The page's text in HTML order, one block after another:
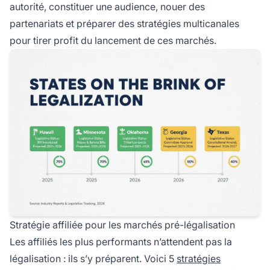
autorité, constituer une audience, nouer des
partenariats et préparer des stratégies multicanales
pour tirer profit du lancement de ces marchés.
Stratégie affiliée pour les marchés pré-légalisation
Les affiliés les plus performants n’attendent pas la
légalisation : ils s’y préparent. Voici 5 stratégies